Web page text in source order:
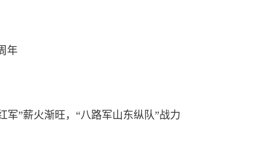
年
”薪火渐旺，“八路军山东纵队”战力